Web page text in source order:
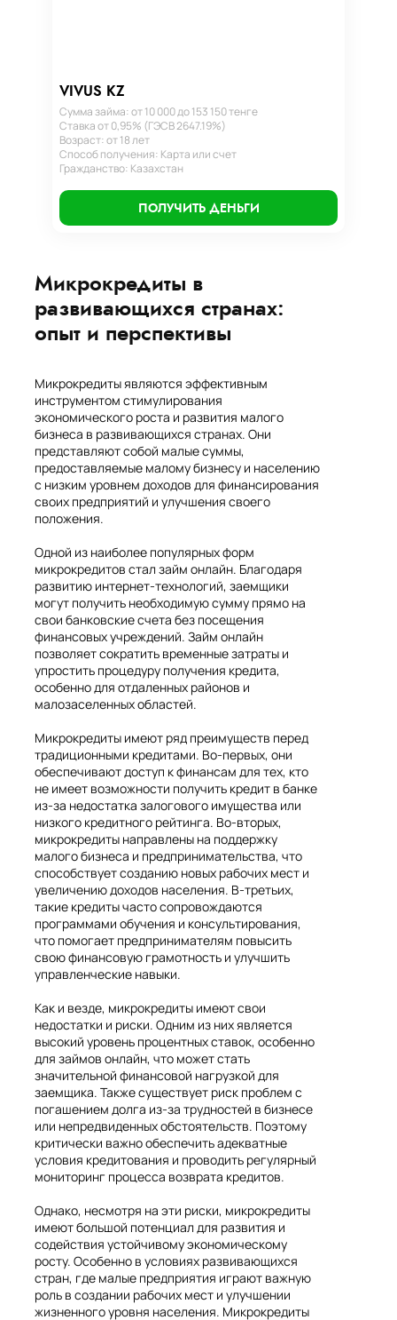
VIVUS KZ
Сумма займа: от 10 000 до 153 150 тенге
Ставка от 0,95% (ГЭСВ 2647.19%)
Возраст: от 18 лет
Способ получения: Карта или счет
Гражданство: Казахстан
ПОЛУЧИТЬ ДЕНЬГИ
Микрокредиты в
развивающихся странах:
опыт и перспективы
Микрокредиты являются эффективным
инструментом стимулирования
экономического роста и развития малого
бизнеса в развивающихся странах. Они
представляют собой малые суммы,
предоставляемые малому бизнесу и населению
с низким уровнем доходов для финансирования
своих предприятий и улучшения своего
положения.
Одной из наиболее популярных форм
микрокредитов стал займ онлайн. Благодаря
развитию интернет-технологий, заемщики
могут получить необходимую сумму прямо на
свои банковские счета без посещения
финансовых учреждений. Займ онлайн
позволяет сократить временные затраты и
упростить процедуру получения кредита,
особенно для отдаленных районов и
малозаселенных областей.
Микрокредиты имеют ряд преимуществ перед
традиционными кредитами. Во-первых, они
обеспечивают доступ к финансам для тех, кто
не имеет возможности получить кредит в банке
из-за недостатка залогового имущества или
низкого кредитного рейтинга. Во-вторых,
микрокредиты направлены на поддержку
малого бизнеса и предпринимательства, что
способствует созданию новых рабочих мест и
увеличению доходов населения. В-третьих,
такие кредиты часто сопровождаются
программами обучения и консультирования,
что помогает предпринимателям повысить
свою финансовую грамотность и улучшить
управленческие навыки.
Как и везде, микрокредиты имеют свои
недостатки и риски. Одним из них является
высокий уровень процентных ставок, особенно
для займов онлайн, что может стать
значительной финансовой нагрузкой для
заемщика. Также существует риск проблем с
погашением долга из-за трудностей в бизнесе
или непредвиденных обстоятельств. Поэтому
критически важно обеспечить адекватные
условия кредитования и проводить регулярный
мониторинг процесса возврата кредитов.
Однако, несмотря на эти риски, микрокредиты
имеют большой потенциал для развития и
содействия устойчивому экономическому
росту. Особенно в условиях развивающихся
стран, где малые предприятия играют важную
роль в создании рабочих мест и улучшении
жизненного уровня населения. Микрокредиты